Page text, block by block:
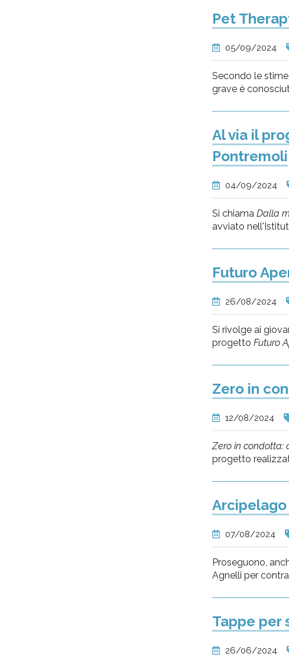
Pet
05/09/2024
Secondo le
grave è
Al via il
Pontremoli
04/09/2024
Si chiama Dalla
avviato
Futuro
26/08/2024
Si rivolge ai
progetto Futuro
Zero in
12/08/2024
Zero in condotta:
progetto
07/08/2024
Proseguono,
Agnelli per
Tappe per
26/06/2024